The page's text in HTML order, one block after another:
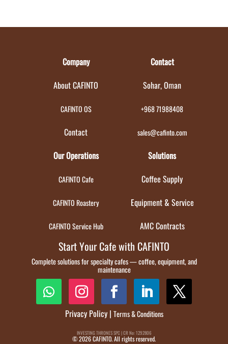
Contact
Sohar, Oman
+968 71988408
sales@cafinto.com
Company
About CAFINTO
CAFINTO OS
Contact
Solutions
Coffee Supply
Equipment & Service
AMC Contracts
Our Operations
CAFINTO Cafe
CAFINTO Roastery
CAFINTO Service Hub
Start Your Cafe with CAFINTO
Complete solutions for specialty cafes — coffee, equipment, and
maintenance
Privacy Policy| Terms & Conditions
INVESTING THRONES SPC | CR No: 1292806
© 2026 CAFINTO. All rights reserved.